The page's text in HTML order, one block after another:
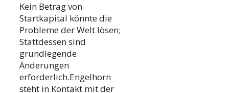
Kein Betrag von
Startkapital könnte die
Probleme der Welt lösen;
Stattdessen sind
grundlegende
Änderungen
erforderlich.Engelhorn
steht in Kontakt mit der